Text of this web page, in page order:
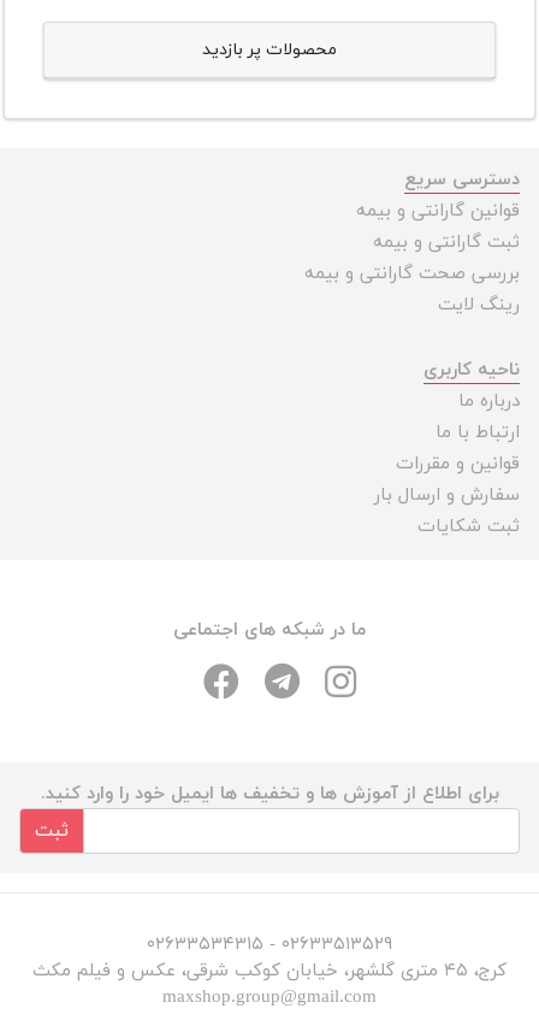
محصولات پر بازدید
دسترسی سریع
قوانین گارانتی و بیمه
ثبت گارانتی و بیمه
بررسی صحت گارانتی و بیمه
رینگ لایت
ناحیه کاربری
درباره ما
ارتباط با ما
قوانین و مقررات
سفارش و ارسال بار
ثبت شکایات
ما در شبکه های اجتماعی
برای اطلاع از آموزش ها و تخفیف ها ایمیل خود را وارد کنید.
ثبت
۰۲۶۳۳۵۱۳۵۲۹ - ۰۲۶۳۳۵۳۴۳۱۵
کرج، ۴۵ متری گلشهر، خیابان کوکب شرقی، عکس و فیلم مکث
maxshop.group@gmail.com